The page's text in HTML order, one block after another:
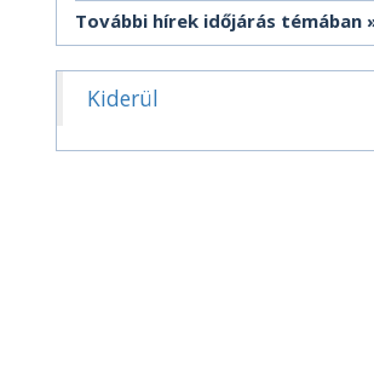
További hírek időjárás témában
Kiderül